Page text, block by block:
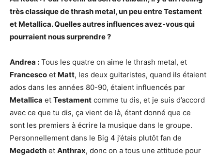
très classique de thrash metal, un peu entre Testament
et Metallica. Quelles autres influences avez-vous qui
pourraient nous surprendre ?
Andrea : Tous les quatre on aime le thrash metal, et
Francesco et Matt, les deux guitaristes, quand ils étaient
ados dans les années 80-90, étaient influencés par
Metallica et Testament comme tu dis, et je suis d’accord
avec ce que tu dis, ça vient de là, étant donné que ce
sont les premiers à écrire la musique dans le groupe.
Personnellement dans le Big 4 j’étais plutôt fan de
Megadeth et Anthrax, donc on a tous une attitude pour